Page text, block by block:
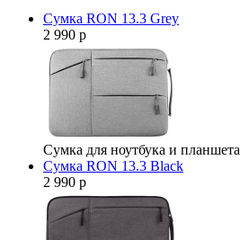
Сумка RON 13.3 Grey
2 990 р
Сумка для ноутбука и планшета
Сумка RON 13.3 Black
2 990 р